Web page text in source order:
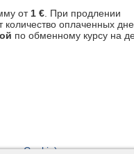
от 1 € . При продлении
количество оплаченных
по обменному курсу на
и Cookie)